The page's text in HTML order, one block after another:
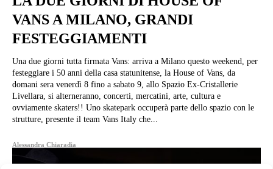
VANS A MILANO, GRANDI
FESTEGGIAMENTI
Una due giorni tutta firmata Vans: arriva a Milano questo weekend, per
festeggiare i 50 anni della casa statunitense, la House of Vans, da
domani sera venerdì 8 fino a sabato 9, allo Spazio Ex-Cristallerie
Livellara, si alterneranno, concerti, mercatini, arte, cultura e
ovviamente skaters!! Uno skatepark occuperà parte dello spazio con le
strutture, presente il team Vans Italy che...
Alessandra Chiaradia